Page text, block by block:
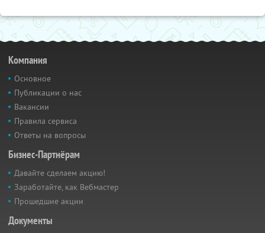
Компания
Основное
Публикации о нас
Вакансии
Правила сервиса
Ответы на вопросы
Бизнес-Партнёрам
Давайте сделаем акцию!
Заработайте, как Вебмастер
Прошедшие акции
Документы